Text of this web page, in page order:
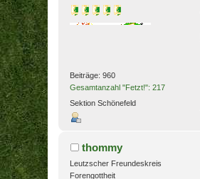
Beiträge: 960
Gesamtanzahl "Fetzt!": 217
Sektion Schönefeld
thommy
Leutzscher Freundeskreis
Forengottheit